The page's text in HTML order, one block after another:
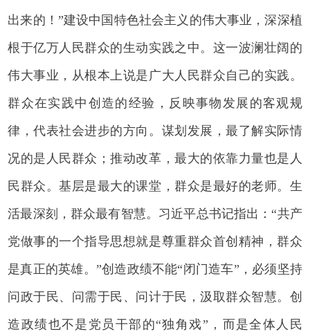
出来的！”建设中国特色社会主义的伟大事业，深深植
根于亿万人民群众的生动实践之中。这一波澜壮阔的
伟大事业，从根本上说是广大人民群众自己的实践。
群众在实践中创造的经验，反映事物发展的客观规
律，代表社会进步的方向。谋划发展，最了解实际情
况的是人民群众；推动改革，最大的依靠力量也是人
民群众。基层是最大的课堂，群众是最好的老师。生
活最深刻，群众最有智慧。习近平总书记指出：“共产
党做事的一个指导思想就是尊重群众首创精神，群众
是真正的英雄。”创造政绩不能“闭门造车”，必须坚持
问政于民、问需于民、问计于民，汲取群众智慧。创
造政绩也不是党员干部的“独角戏”，而是全体人民